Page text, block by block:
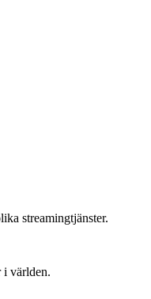
streamingtjänster.
i världen.